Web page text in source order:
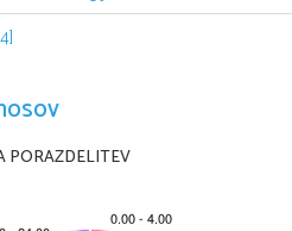
PORAZDELITEV